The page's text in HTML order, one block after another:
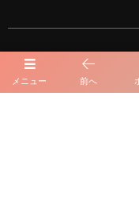
メニュー 前へ